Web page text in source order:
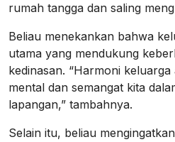
rumah tangga dan saling
Beliau menekankan bahwa
utama yang mendukung
kedinasan. “Harmoni
mental dan semangat kita
lapangan,” tambahnya.
Selain itu, beliau